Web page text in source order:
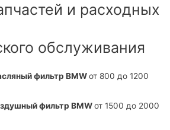
и расходных
обслуживания
фильтр BMWот 800 до 1200
фильтр BMWот 1500 до 2000